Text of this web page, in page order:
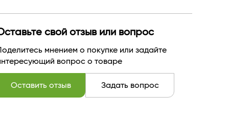
свой отзыв или вопрос
мнением о покупке или задайте
вопрос о товаре
Оставить отзыв Задать вопрос